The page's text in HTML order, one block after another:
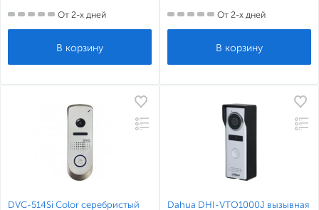
От 2-х дней От 2-х дней
DVC-514Si Color серебристый
Dahua DHI-VTO1000J вызывная